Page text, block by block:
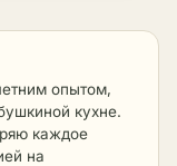
опытом,
кухне.
каждое
на